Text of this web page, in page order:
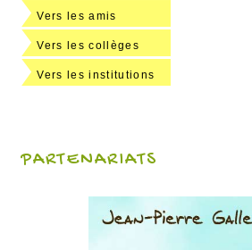
Vers les amis
Vers les collèges
Vers les institutions
PARTENARIATS